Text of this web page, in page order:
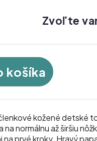
Zvoľte
košíka
kožené detské
normálnu až širšiu
na prvé kroky. Hravý